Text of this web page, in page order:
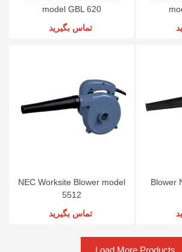
model GBL 620
تماس بگیرید
NEC Worksite Blower model
5512
تماس بگیرید
Blower
Load More Products